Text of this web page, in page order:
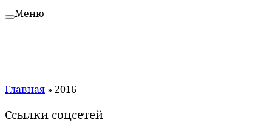
Меню
Главная » 2016
Ссылки соцсетей